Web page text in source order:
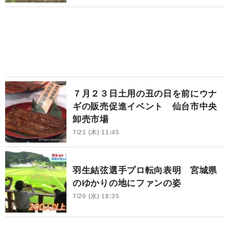
７月２３日土用の丑の日を前にウナ
ギの販売促進イベント 仙台市中央
卸売市場
7/21 (木) 11:45
羽生結弦選手プロ転向表明 宮城県
のゆかりの地にファンの姿
7/20 (水) 18:35